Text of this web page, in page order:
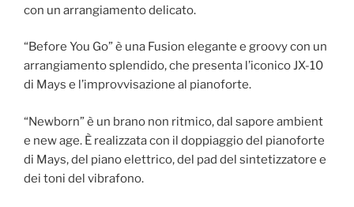
con un arrangiamento delicato.
“Before You Go” è una Fusion elegante e groovy con un
arrangiamento splendido, che presenta l’iconico JX-10
di Mays e l’improvvisazione al pianoforte.
“Newborn” è un brano non ritmico, dal sapore ambient
e new age. È realizzata con il doppiaggio del pianoforte
di Mays, del piano elettrico, del pad del sintetizzatore e
dei toni del vibrafono.